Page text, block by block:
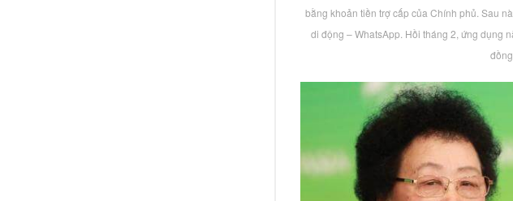
bằng khoản tiền trợ cấp của Chính phủ. Sau
di động – WhatsApp. Hồi tháng 2, ứng dụng